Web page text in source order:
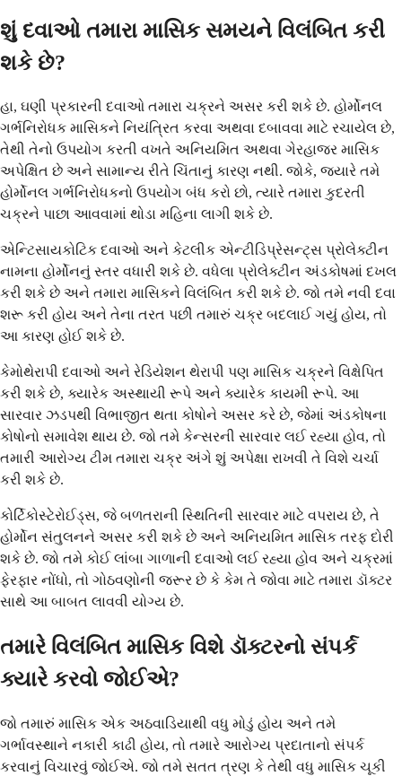
શું દવાઓ તમારા માસિક સમયને વિલંબિત કરી
શકે છે?
હા, ઘણી પ્રકારની દવાઓ તમારા ચક્રને અસર કરી શકે છે. હોર્મોનલ
ગર્ભનિરોધક માસિકને નિયંત્રિત કરવા અથવા દબાવવા માટે રચાયેલ છે,
તેથી તેનો ઉપયોગ કરતી વખતે અનિયમિત અથવા ગેરહાજર માસિક
અપેક્ષિત છે અને સામાન્ય રીતે ચિંતાનું કારણ નથી. જોકે, જ્યારે તમે
હોર્મોનલ ગર્ભનિરોધકનો ઉપયોગ બંધ કરો છો, ત્યારે તમારા કુદરતી
ચક્રને પાછા આવવામાં થોડા મહિના લાગી શકે છે.
એન્ટિસાયકોટિક દવાઓ અને કેટલીક એન્ટીડિપ્રેસન્ટ્સ પ્રોલેક્ટીન
નામના હોર્મોનનું સ્તર વધારી શકે છે. વધેલા પ્રોલેક્ટીન અંડકોષમાં દખલ
કરી શકે છે અને તમારા માસિકને વિલંબિત કરી શકે છે. જો તમે નવી દવા
શરૂ કરી હોય અને તેના તરત પછી તમારું ચક્ર બદલાઈ ગયું હોય, તો
આ કારણ હોઈ શકે છે.
કેમોથેરાપી દવાઓ અને રેડિયેશન થેરાપી પણ માસિક ચક્રને વિક્ષેપિત
કરી શકે છે, ક્યારેક અસ્થાયી રૂપે અને ક્યારેક કાયમી રૂપે. આ
સારવાર ઝડપથી વિભાજીત થતા કોષોને અસર કરે છે, જેમાં અંડકોષના
કોષોનો સમાવેશ થાય છે. જો તમે કેન્સરની સારવાર લઈ રહ્યા હોવ, તો
તમારી આરોગ્ય ટીમ તમારા ચક્ર અંગે શું અપેક્ષા રાખવી તે વિશે ચર્ચા
કરી શકે છે.
કોર્ટિકોસ્ટેરોઈડ્સ, જે બળતરાની સ્થિતિની સારવાર માટે વપરાય છે, તે
હોર્મોન સંતુલનને અસર કરી શકે છે અને અનિયમિત માસિક તરફ દોરી
શકે છે. જો તમે કોઈ લાંબા ગાળાની દવાઓ લઈ રહ્યા હોવ અને ચક્રમાં
ફેરફાર નોંધો, તો ગોઠવણોની જરૂર છે કે કેમ તે જોવા માટે તમારા ડૉક્ટર
સાથે આ બાબત લાવવી યોગ્ય છે.
તમારે વિલંબિત માસિક વિશે ડૉક્ટરનો સંપર્ક
ક્યારે કરવો જોઈએ?
જો તમારું માસિક એક અઠવાડિયાથી વધુ મોડું હોય અને તમે
ગર્ભાવસ્થાને નકારી કાઢી હોય, તો તમારે આરોગ્ય પ્રદાતાનો સંપર્ક
કરવાનું વિચારવું જોઈએ. જો તમે સતત ત્રણ કે તેથી વધુ માસિક ચૂકી